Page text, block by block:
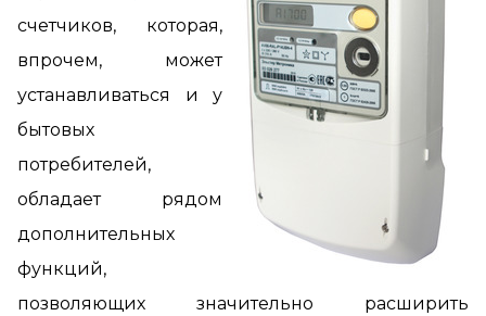
счетчиков, которая,
впрочем, может
устанавливаться и у
бытовых
потребителей,
обладает рядом
дополнительных
функций,
позволяющих значительно расширить